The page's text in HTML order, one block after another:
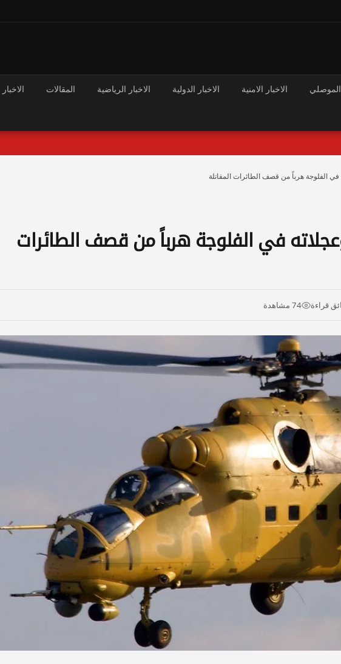
الاخبار الامنية الاخبار الدولية الاخبار الرياضية المقالات
الفلوجة هرباً من قصف الطائرات المقاتلة
في الفلوجة هرباً من قصف الطائرات
74 مشاهدة